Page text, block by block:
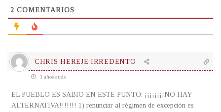
2 COMENTARIOS
CHRIS HEREJE IRREDENTO
3 años atrás
EL PUEBLO ES SABIO EN ESTE PUNTO: ¡¡¡¡¡¡¡¡NO HAY
ALTERNATIVA!!!!!!! 1) renunciar al régimen de excepción es